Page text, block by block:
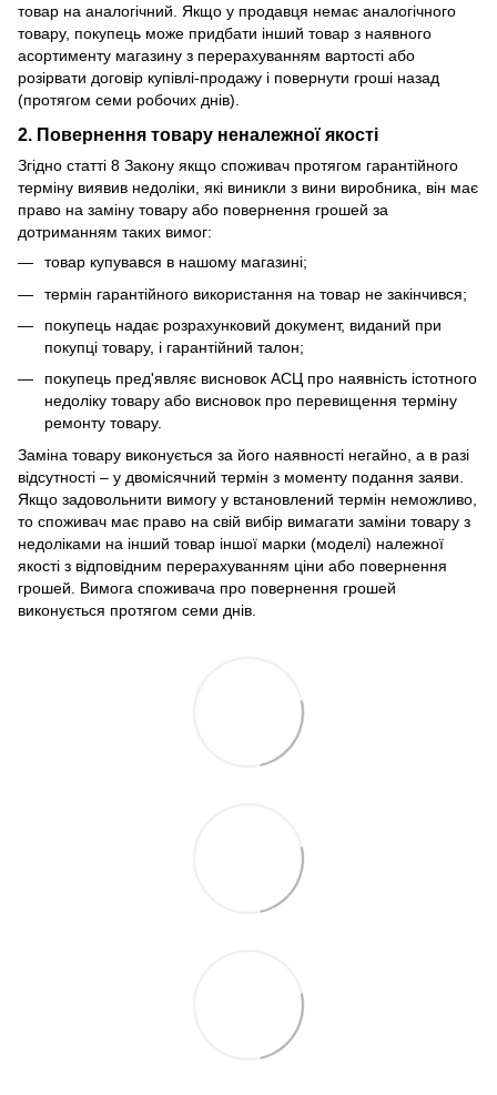
товар на аналогічний. Якщо у продавця немає аналогічного
товару, покупець може придбати інший товар з наявного
асортименту магазину з перерахуванням вартості або
розірвати договір купівлі-продажу і повернути гроші назад
(протягом семи робочих днів).
2. Повернення товару неналежної якості
Згідно статті 8 Закону якщо споживач протягом гарантійного
терміну виявив недоліки, які виникли з вини виробника, він має
право на заміну товару або повернення грошей за
дотриманням таких вимог:
товар купувався в нашому магазині;
термін гарантійного використання на товар не закінчився;
покупець надає розрахунковий документ, виданий при
покупці товару, і гарантійний талон;
покупець пред'являє висновок АСЦ про наявність істотного
недоліку товару або висновок про перевищення терміну
ремонту товару.
Заміна товару виконується за його наявності негайно, а в разі
відсутності – у двомісячний термін з моменту подання заяви.
Якщо задовольнити вимогу у встановлений термін неможливо,
то споживач має право на свій вибір вимагати заміни товару з
недоліками на інший товар іншої марки (моделі) належної
якості з відповідним перерахуванням ціни або повернення
грошей. Вимога споживача про повернення грошей
виконується протягом семи днів.